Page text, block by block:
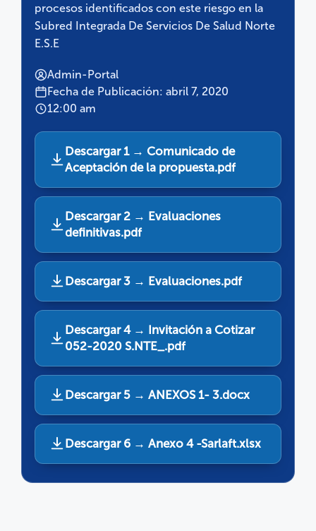
procesos identificados con este riesgo en la
Subred Integrada De Servicios De Salud Norte
E.S.E
Admin-Portal
Fecha de Publicación: abril 7, 2020
12:00 am
Descargar 1 → Comunicado de
Aceptación de la propuesta.pdf
Descargar 2 → Evaluaciones
definitivas.pdf
Descargar 3 → Evaluaciones.pdf
Descargar 4 → Invitación a Cotizar
052-2020 S.NTE_.pdf
Descargar 5 → ANEXOS 1- 3.docx
Descargar 6 → Anexo 4 -Sarlaft.xlsx